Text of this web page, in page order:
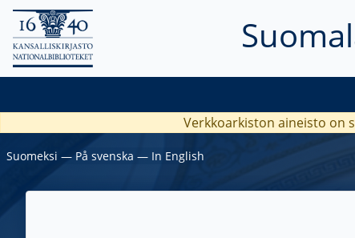
Verkkoarkiston aineisto on
Suomeksi ― På svenska ― In English